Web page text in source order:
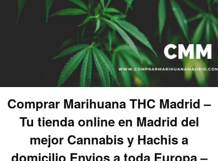
Comprar Marihuana THC Madrid –
Tu tienda online en Madrid del
mejor Cannabis y Hachis a